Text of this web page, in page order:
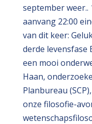
september weer..
aanvang 22:00
van dit keer:
derde levensfase
een mooi
Haan,
Planbureau
onze filosofie-